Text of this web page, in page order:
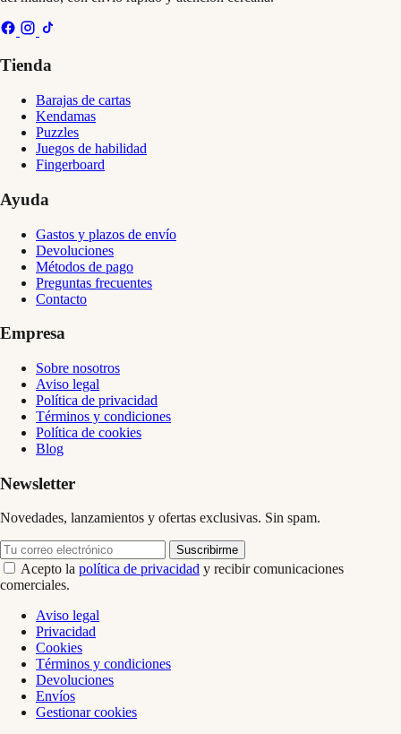
Tienda
Barajas de cartas
Kendamas
Puzzles
Juegos de habilidad
Fingerboard
Ayuda
Gastos y plazos de envío
Devoluciones
Métodos de pago
Preguntas frecuentes
Contacto
Empresa
Sobre nosotros
Aviso legal
Política de privacidad
Términos y condiciones
Política de cookies
Blog
Newsletter
Novedades, lanzamientos y ofertas exclusivas. Sin spam.
Suscribirme
Acepto la política de privacidad y recibir comunicaciones
comerciales.
Aviso legal
Privacidad
Cookies
Términos y condiciones
Devoluciones
Envíos
Gestionar cookies